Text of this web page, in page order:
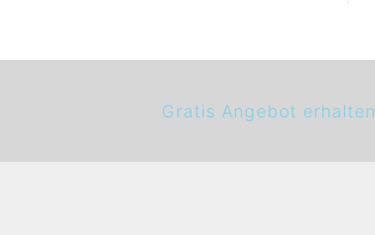
Gratis Angebot erhalten